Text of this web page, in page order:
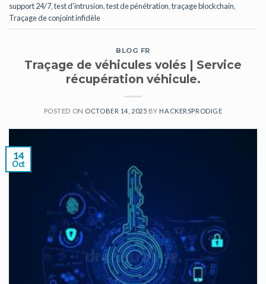
support 24/7,test d’intrusion,test de pénétration,traçage blockchain,
Traçage de conjoint infidèle
BLOG FR
Traçage de véhicules volés | Service
récupération véhicule.
POSTED ON OCTOBER 14, 2025 BY HACKERSPRODIGE
14
Oct